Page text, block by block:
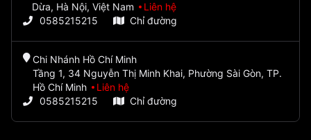
Dừa, Hà Nội, Việt Nam
Liên hệ
0585215215
Chỉ đường
Chi Nhánh Hồ Chí Minh
Tầng 1, 34 Nguyễn Thị Minh Khai, Phường Sài Gòn, TP.
Hồ Chí Minh
Liên hệ
0585215215
Chỉ đường